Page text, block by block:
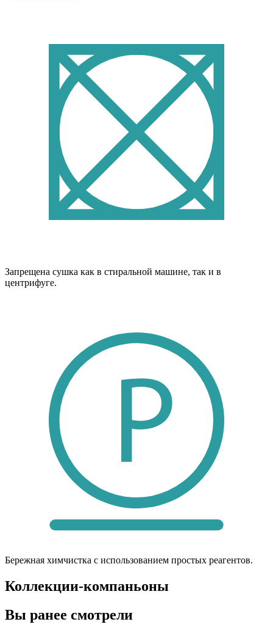
Запрещена сушка как в стиральной машине, так и в
центрифуге.
Бережная химчистка с использованием простых реагентов.
Коллекции-компаньоны
Вы ранее смотрели